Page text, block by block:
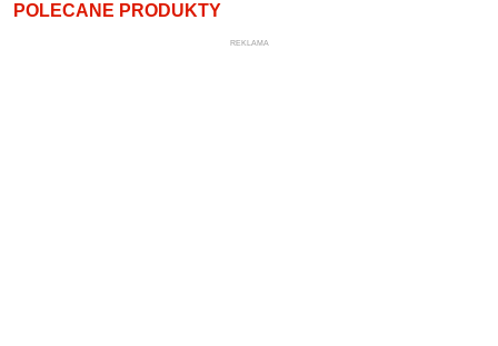
POLECANE PRODUKTY
REKLAMA